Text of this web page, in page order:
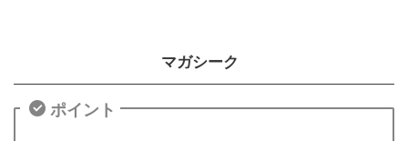
マガシーク
ポイント